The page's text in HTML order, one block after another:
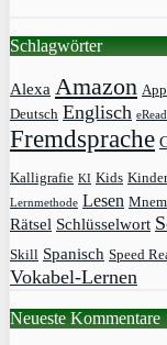
Schlagwörter
Alexa Amazon
Deutsch Englisch
Fremdsprache
Kalligrafie KI Kids Kinder
Lernmethode Lesen
Rätsel Schlüsselwort
Skill Spanisch Speed
Vokabel-Lernen
Neueste Kommentare